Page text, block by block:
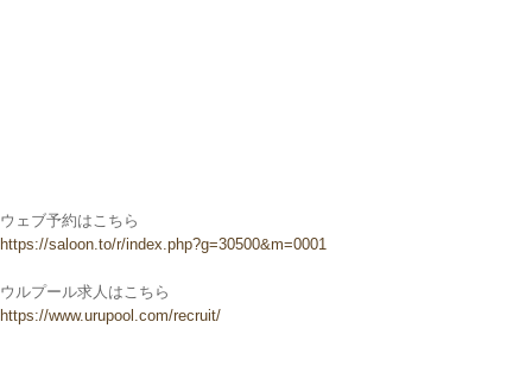
ウェブ予約はこちら
https://saloon.to/r/index.php?g=30500&m=0001
ウルプール求人はこちら
https://www.urupool.com/recruit/